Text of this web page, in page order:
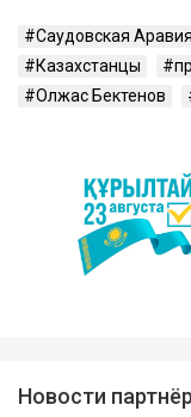
Саудовская Аравия
Казахстанцы
Олжас Бектенов